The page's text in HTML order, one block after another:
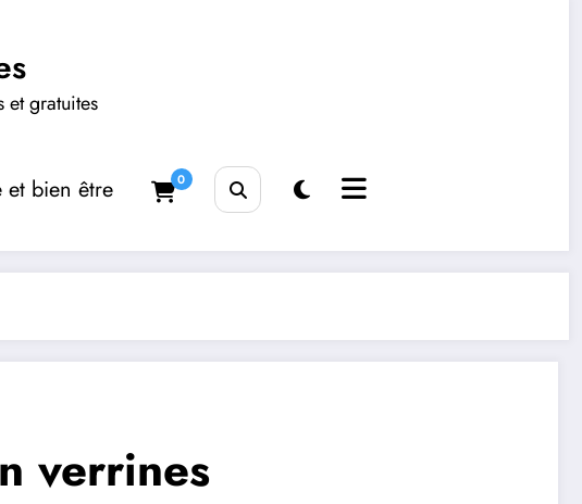
et gratuites
et bien être 0
verrines